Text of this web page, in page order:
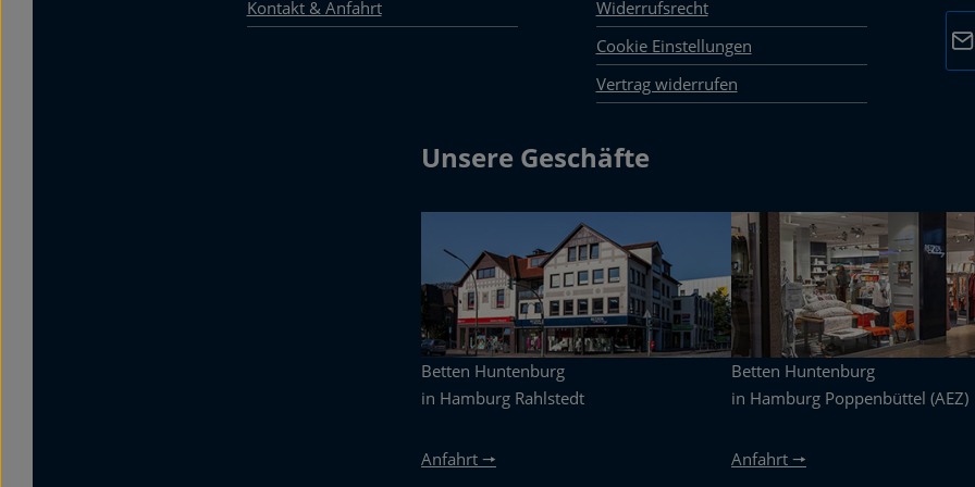
Kontakt & Anfahrt
Widerrufsrecht
Cookie Einstellungen
Vertrag widerrufen
Unsere Geschäfte
Betten Huntenburg
in Hamburg Rahlstedt
Anfahrt 🠖
Betten Huntenburg
in Hamburg Poppenbüttel (AEZ)
Anfahrt 🠖